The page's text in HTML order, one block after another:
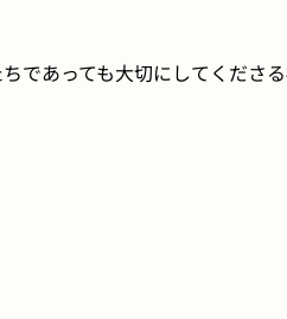
であっても大切にしてくださ